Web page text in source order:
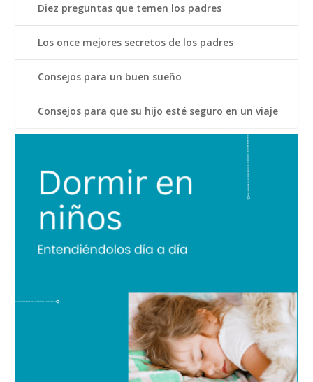
Diez preguntas que temen los padres
Los once mejores secretos de los padres
Consejos para un buen sueño
Consejos para que su hijo esté seguro en un viaje